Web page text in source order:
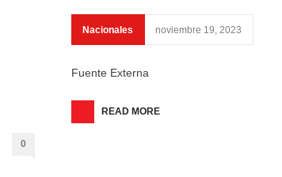
0
Nacionales noviembre 19, 2023
Fuente Externa
READ MORE